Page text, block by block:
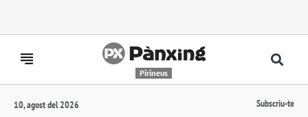
Pirineus
10, agost del 2026 Subscriu-te